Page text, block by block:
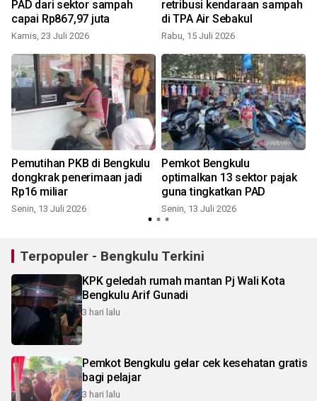
PAD dari sektor sampah
capai Rp867,97 juta
Kamis, 23 Juli 2026
retribusi kendaraan sampah
di TPA Air Sebakul
Rabu, 15 Juli 2026
Pemutihan PKB di Bengkulu
dongkrak penerimaan jadi
Rp16 miliar
Senin, 13 Juli 2026
Pemkot Bengkulu
optimalkan 13 sektor pajak
guna tingkatkan PAD
Senin, 13 Juli 2026
Terpopuler - Bengkulu Terkini
KPK geledah rumah mantan Pj Wali Kota
Bengkulu Arif Gunadi
3 hari lalu
Pemkot Bengkulu gelar cek kesehatan gratis
bagi pelajar
3 hari lalu